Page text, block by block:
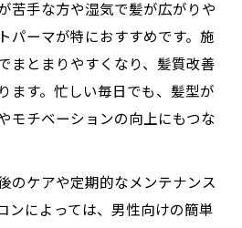
苦手な方や湿気で髪が広がりや
パーマが特におすすめです。施
まとまりやすくなり、髪質改善
ます。忙しい毎日でも、髪型が
モチベーションの向上にもつな
のケアや定期的なメンテナンス
ンによっては、男性向けの簡単